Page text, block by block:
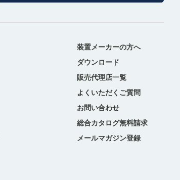
装置メーカーの方へ
ダウンロード
販売代理店一覧
よくいただくご質問
お問い合わせ
総合カタログ無料請求
メールマガジン登録